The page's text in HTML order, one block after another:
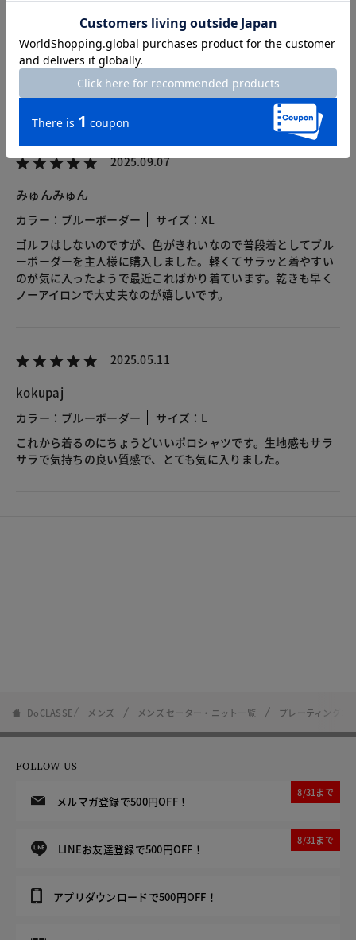
5.0 2レビュー
2025.09.07
みゅんみゅん
カラー：ブルーボーダー
サイズ：XL
ゴルフはしないのですが、色がきれいなので普段着としてブル
ーボーダーを主人様に購入しました。軽くてサラッと着やすい
のが気に入ったようで最近こればかり着ています。乾きも早く
ノーアイロンで大丈夫なのが嬉しいです。
2025.05.11
kokupaj
カラー：ブルーボーダー
サイズ：L
これから着るのにちょうどいいポロシャツです。生地感もサラ
サラで気持ちの良い質感で、とても気に入りました。
DoCLASSE メンズ メンズ セーター・ニット一覧 プレーティングニ
FOLLOW US
メルマガ登録で500円OFF！
8/31まで
LINEお友達登録で500円OFF！
8/31まで
アプリダウンロードで500円OFF！